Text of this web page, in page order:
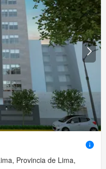
Provincia de Lima,